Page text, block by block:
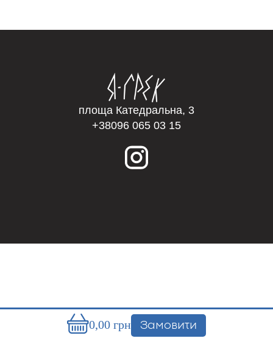
площа Катедральна, 3
+38096 065 03 15
0,00 грн Замовити